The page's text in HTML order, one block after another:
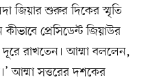
জিয়ার শুরুর দিকের স্মৃতি
প্রেসিডেন্ট জিয়াউর
দূরে রাখতেন। আম্মা বললেন,
আম্মা সত্তরের দশকের